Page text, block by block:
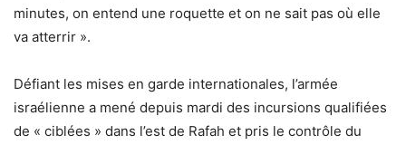
minutes, on entend une roquette et on ne sait pas où elle
va atterrir ».
Défiant les mises en garde internationales, l’armée
israélienne a mené depuis mardi des incursions qualifiées
de « ciblées » dans l’est de Rafah et pris le contrôle du